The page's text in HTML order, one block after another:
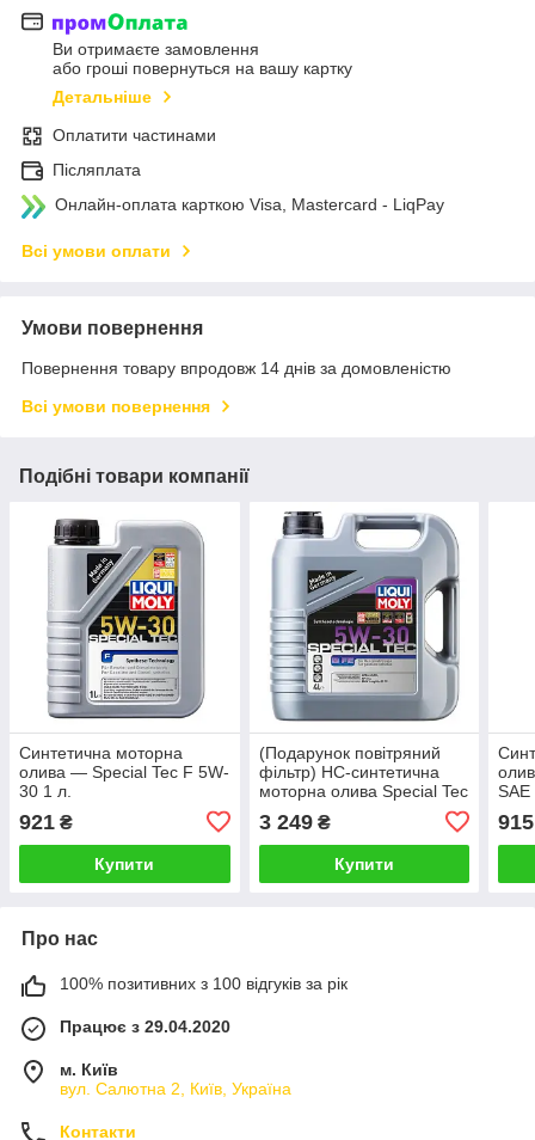
Ви отримаєте замовлення
або гроші повернуться на вашу картку
Детальніше
Оплатити частинами
Післяплата
Онлайн-оплата карткою Visa, Mastercard - LiqPay
Всі умови оплати
Умови повернення
Повернення товару впродовж 14 днів за домовленістю
Всі умови повернення
Подібні товари компанії
Синтетична моторна
олива — Special Tec F 5W-
30 1 л.
921 ₴
Купити
(Подарунок повітряний
фільтр) НС-синтетична
моторна олива Special Tec
3 249₴
Купити
915
Про нас
100% позитивних з 100 відгуків за рік
Працює з 29.04.2020
м. Київ
вул. Салютна 2, Київ, Україна
Контакти